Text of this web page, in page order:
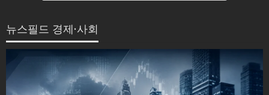
뉴스필드 경제·사회